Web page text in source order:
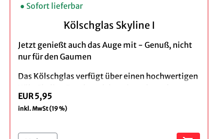
● Sofort lieferbar
Kölschglas Skyline I
Jetzt genießt auch das Auge mit - Genuß, nicht
nur für den Gaumen
Das Kölschglas verfügt über einen hochwertigen
ganze Glas herum geht. Wer nie genug vom
Kölner Dom bekommen kann, wird sich
freuen.
EUR 5,95
inkl. MwSt (19 %)